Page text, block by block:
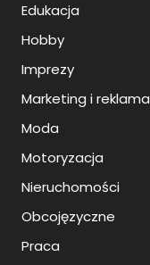
Edukacja
Hobby
Imprezy
Marketing i reklama
Moda
Motoryzacja
Nieruchomości
Obcojęzyczne
Praca